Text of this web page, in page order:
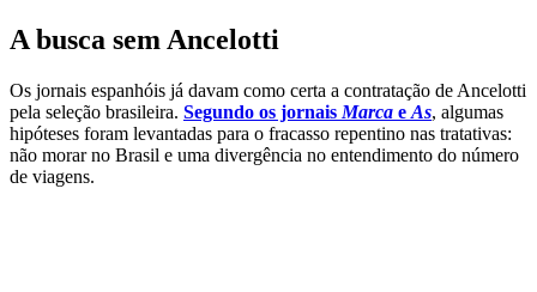
A busca sem Ancelotti
Os jornais espanhóis já davam como certa a contratação de Ancelotti
pela seleção brasileira. Segundo os jornais Marca e As, algumas
hipóteses foram levantadas para o fracasso repentino nas tratativas:
não morar no Brasil e uma divergência no entendimento do número
de viagens.